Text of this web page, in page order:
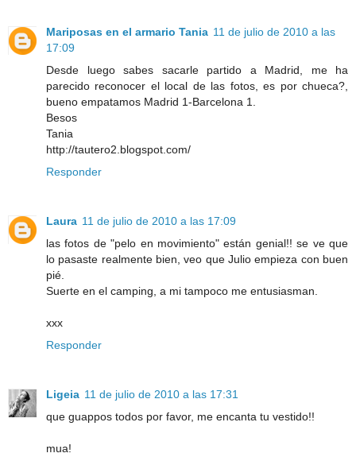
Mariposas en el armario Tania 11 de julio de 2010 a las
17:09
Desde luego sabes sacarle partido a Madrid, me ha
parecido reconocer el local de las fotos, es por chueca?,
bueno empatamos Madrid 1-Barcelona 1.
Besos
Tania
http://tautero2.blogspot.com/
Responder
Laura 11 de julio de 2010 a las 17:09
las fotos de "pelo en movimiento" están genial!! se ve que
lo pasaste realmente bien, veo que Julio empieza con buen
pié.
Suerte en el camping, a mi tampoco me entusiasman.
xxx
Responder
Ligeia 11 de julio de 2010 a las 17:31
que guappos todos por favor, me encanta tu vestido!!
mua!